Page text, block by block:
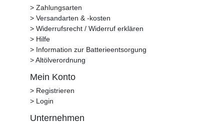
> Zahlungsarten
> Versandarten & -kosten
> Widerrufsrecht / Widerruf erklären
> Hilfe
> Information zur Batterieentsorgung
> Altölverordnung
Mein Konto
> Registrieren
> Login
Unternehmen